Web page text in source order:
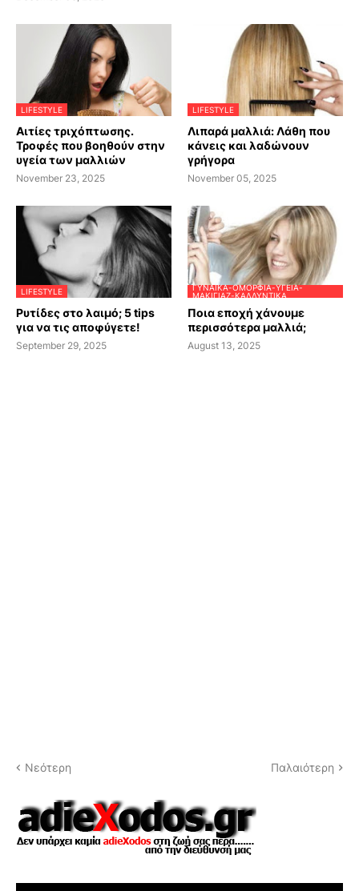
LIFESTYLE
Αιτίες τριχόπτωσης.
Τροφές που βοηθούν στην
υγεία των μαλλιών
November 23, 2025
LIFESTYLE
Λιπαρά μαλλιά: Λάθη που
κάνεις και λαδώνουν
γρήγορα
November 05, 2025
LIFESTYLE
Ρυτίδες στο λαιμό; 5 tips
για να τις αποφύγετε!
September 29, 2025
ΓΥΝΑΊΚΑ-ΟΜΟΡΦΙΆ-ΥΓΕΊΑ-
ΜΑΚΙΓΙΆΖ-ΚΑΛΛΥΝΤΙΚΆ
Ποια εποχή χάνουμε
περισσότερα μαλλιά;
August 13, 2025
Νεότερη Παλαιότερη